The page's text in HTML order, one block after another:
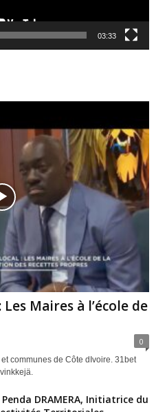
03:33
Maires à l’école de
0
communes de Côte dIvoire. 31bet
DRAMERA, Initiatrice du